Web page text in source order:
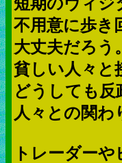
不用意に歩き
大丈夫だろう。
貧しい人々と
どうしても反
人々との関わ
トレーダーや